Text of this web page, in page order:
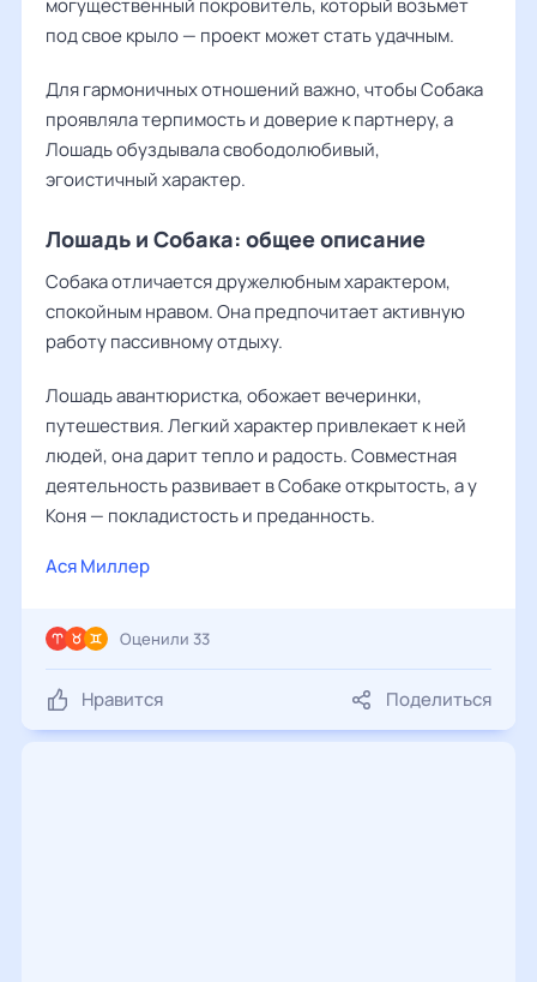
могущественный покровитель, который возьмет
под свое крыло — проект может стать удачным.
Для гармоничных отношений важно, чтобы Собака
проявляла терпимость и доверие к партнеру, а
Лошадь обуздывала свободолюбивый,
эгоистичный характер.
Лошадь и Собака: общее описание
Собака отличается дружелюбным характером,
спокойным нравом. Она предпочитает активную
работу пассивному отдыху.
Лошадь авантюристка, обожает вечеринки,
путешествия. Легкий характер привлекает к ней
людей, она дарит тепло и радость. Совместная
деятельность развивает в Собаке открытость, а у
Коня — покладистость и преданность.
Ася Миллер
Нравится Поделиться
Оценили 33